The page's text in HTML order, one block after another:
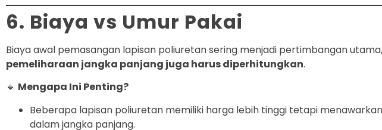
6. Biaya vs Umur Pakai
Biaya awal pemasangan lapisan poliuretan sering menjadi pertimbangan
pemeliharaan jangka panjang juga harus diperhitungkan.
🔹 Mengapa Ini Penting?
Beberapa lapisan poliuretan memiliki harga lebih tinggi tetapi menawarkan
dalam jangka panjang.